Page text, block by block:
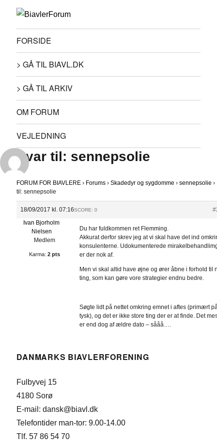
FORSIDE
> GÅ TIL BIAVL.DK
> GÅ TIL ARKIV
OM FORUM
VEJLEDNING
Svar til: sennepsolie
FORUM FOR BIAVLERE › Forums › Skadedyr og sygdomme › sennepsolie ›
til: sennepsolie
18/09/2017 kl. 07:16SCORE: 0
Ivan Bjorholm
Nielsen
Medlem
Karma: 2 pts
Du har fuldkommen ret Flemming.
Akkurat derfor skrev jeg at vi skal have det ind
konsulenterne. Udokumenterede
er der nok af.
Men vi skal altid have øjne og ører åbne i forhold til
ting, som kan gøre vore strategier endnu bedre.
Søgte lidt på nettet omkring emnet i aftes (primært
tysk), og det er ikke store ting der er at finde. Det
er end dog af ældre dato – sååå….
DANMARKS BIAVLERFORENING
Fulbyvej 15
4180 Sorø
E-mail: dansk@biavl.dk
Telefontider man-tor: 9.00-14.00
Tlf. 57 86 54 70